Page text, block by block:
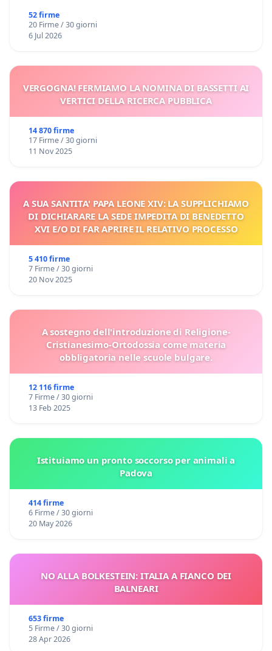
52 firme
20 Firme / 30 giorni
6 Jul 2026
VERGOGNA! FERMIAMO LA NOMINA DI BASSETTI AI
VERTICI DELLA RICERCA PUBBLICA
14 870 firme
17 Firme / 30 giorni
11 Nov 2025
A SUA SANTITA' PAPA LEONE XIV: LA SUPPLICHIAMO
DI DICHIARARE LA SEDE IMPEDITA DI BENEDETTO
XVI E/O DI FAR APRIRE IL RELATIVO PROCESSO
5 410 firme
7 Firme / 30 giorni
20 Nov 2025
A sostegno dell'introduzione di Religione-
Cristianesimo-Ortodossia come materia
obbligatoria nelle scuole bulgare.
12 116 firme
7 Firme / 30 giorni
13 Feb 2025
Istituiamo un pronto soccorso per animali a
Padova
414 firme
6 Firme / 30 giorni
20 May 2026
NO ALLA BOLKESTEIN: ITALIA A FIANCO DEI
BALNEARI
653 firme
5 Firme / 30 giorni
28 Apr 2026